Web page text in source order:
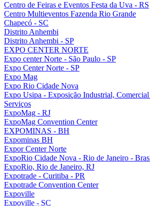
Centro de Feiras e Eventos Festa da Uva - RS
Centro Multieventos Fazenda Rio Grande
Chapecó - SC
Distrito Anhembi
Distrito Anhembi - SP
EXPO CENTER NORTE
Expo center Norte - São Paulo - SP
Expo Center Norte - SP
Expo Mag
Expo Rio Cidade Nova
Expo Usipa - Exposição Industrial, Comercial
Serviços
ExpoMag - RJ
ExpoMag Convention Center
EXPOMINAS - BH
Expominas BH
Expor Center Norte
ExpoRio Cidade Nova - Rio de Janeiro -
ExpoRio, Rio de Janeiro, RJ
Expotrade - Curitiba - PR
Expotrade Convention Center
Expoville
Expoville - SC